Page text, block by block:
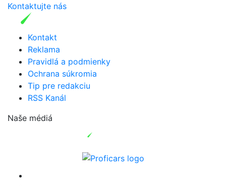
Kontaktujte nás
Kontakt
Reklama
Pravidlá a podmienky
Ochrana súkromia
Tip pre redakciu
RSS Kanál
Naše médiá